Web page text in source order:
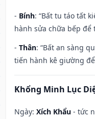
- Bính: “Bất tu táo tất
hành sửa chữa bếp để
- Thân: “Bất an sàng
tiến hành kê giường
Khổng Minh Lục
Ngày: Xích Khẩu - tức